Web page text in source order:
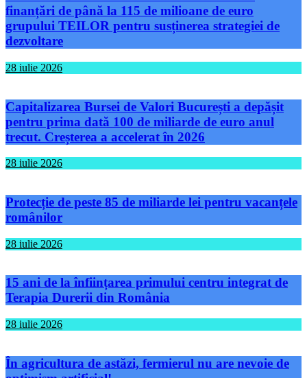
finanțări de până la 115 de milioane de euro
grupului TEILOR pentru susținerea strategiei de
dezvoltare
28 iulie 2026
Capitalizarea Bursei de Valori București a depășit
pentru prima dată 100 de miliarde de euro anul
trecut. Creșterea a accelerat în 2026
28 iulie 2026
Protecție de peste 85 de miliarde lei pentru vacanțele
românilor
28 iulie 2026
15 ani de la înființarea primului centru integrat de
Terapia Durerii din România
28 iulie 2026
În agricultura de astăzi, fermierul nu are nevoie de